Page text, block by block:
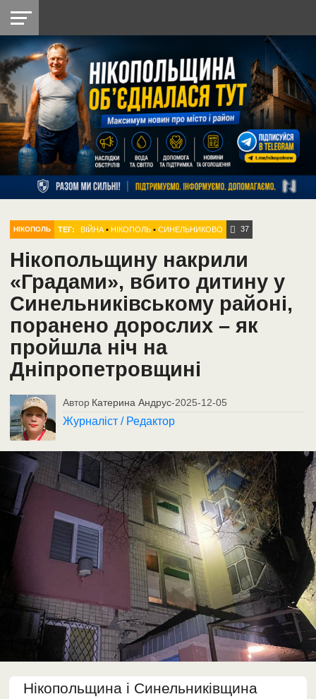
НІКОПОЛЬ
РАЙОН
СІЧЕСЛАВСЬКА
УКРАЇНА
РЕТРО
НІКОПОЛЬ
ЛАЙТ
УКРАЇНА
ДОПОМОГА
РАДІО
НІКОПОЛЬ ТЕГ: ВІЙНА •НІКОПОЛЬ •СИНЕЛЬНИКОВО 37
Нікопольщину накрили
«Градами», вбито дитину у
Синельниківському районі,
поранено дорослих – як
пройшла ніч на
Дніпропетровщині
Автор Катерина Андрус-2025-12-05
Журналіст / Редактор
Нікопольщина і Синельниківщина